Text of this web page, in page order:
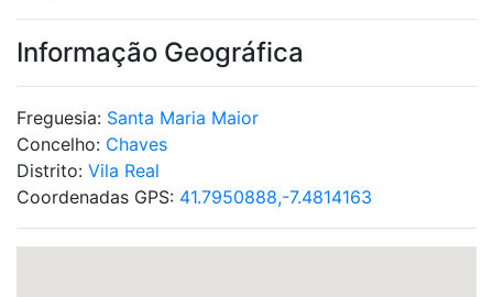
Informação Geográfica
Freguesia: Santa Maria Maior
Concelho: Chaves
Distrito: Vila Real
Coordenadas GPS: 41.7950888,-7.4814163